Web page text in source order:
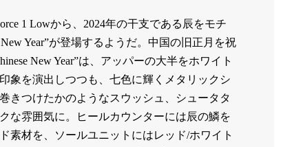
1 Lowから、2024年の干支である辰をモチ
Year”が登場するようだ。中国の旧正月を祝
New Year”は、アッパーの大半をホワイト
象を演出しつつも、七色に輝くメタリックシ
きつけたかのようなスウッシュ、シュータタ
な雰囲気に。ヒールカウンターには辰の鱗を
素材を、ソールユニットにはレッド/ホワイト